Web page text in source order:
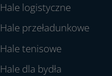
Hale logistyczne
Hale przeładunkowe
Hale tenisowe
Hale dla bydła